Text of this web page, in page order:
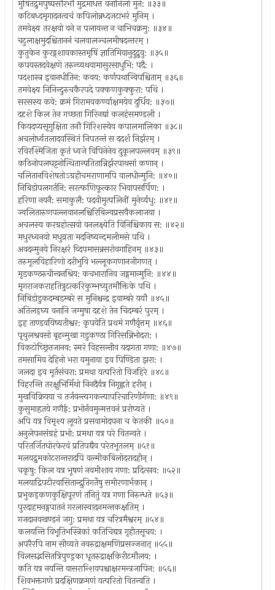
मुषितद्रुमपुष्पसौरभौ मुद्रमाधत्त वनानिलो मुने: ॥३३॥
कटिबध्दमृगादनत्वचं कपिलोन्नध्दजटाभरं मुनिम् ।
तमवेक्ष्य तरक्षवो वने न पलायन्त न चाभिचक्रमु: ॥३४॥
चटुलाक्षमुदश्चिताननं चलवालज्चलमीषदन्तरम् ।
कुतुकेन कुरड्गशावकास्तमृषिं ज्ञातिमिवानुदुद्रुवु: ॥३५॥
कपयस्तदवेक्षणे तरुन्व्यथयामासुरसाधुभि: पदै: ।
पदशास्त्र इवानधीतिन: कवय: कर्णपथान्विपश्चिताम् ॥३६॥
तमवेक्ष्य निनिन्दुरुचकैरपदे पक्कणकुक्कुरा: पथि ।
सरसस्य कवे: क्रमं गिरामवकर्ण्याक्षमयेव दुर्धिय: ॥३७॥
ददृशे किल तेन गच्छता गिरिनद्यां कलहंसमण्डली ।
कियदप्यसृगुक्षिता तनौ गिरिशस्येव कपालमालिका ॥३८॥
अचलोर्ध्वतलादवस्थितं निपतन्तं स ददर्श निर्झरम् ।
रविरश्मिजिता कृतं ध्वजे विपिनेनेव दुकूलपल्लवम् ॥३९॥
कठिनोपलघट्टनोत्थितान्पतितान्निर्झरपाथसां कणान् ।
चलितानविशेषतोऽग्रहीचमराणामपि वालधीन्मुनि: ॥४०॥
निबिडोपलगर्तनि: सरत्फणिफूत्कार भियापसर्पिण: ।
हरिणा नयनै: समाकुलै: पदवीमुत्पलिनीं मुनेर्व्यधु: ॥४१॥
ज्वलितारुणपल्लवानलश्चिरिबिल्वप्रसवैकलाजया ।
अचलस्य करग्रहोत्सवो वनलक्ष्येति विनिश्चिकाय स: ॥४२॥
मधुरध्वनयो मधुव्रता मदनिष्यन्दमलीमसे पथि ।
अवदन्मुनये निरक्षरं व्दिपमासन्नसरोवगाहिनम् ॥४३॥
तरुमूलविहारिणो दरीभुवि भल्लूकगणानजीगणत् ।
मृडकण्ठरुचीन्वनश्रिय: कचभारानिव जड्गमान्मुनि: ॥४४॥
मृगराजकराहतित्रुटत्करिकुम्भच्युतमौक्तिके पथि ।
निबिडोडुकदम्बडम्बरे स मुनिश्चन्द्र इवाम्बरे ययौ ॥४५॥
अतिलड्घ्य वनानि जग्मुषा ददृशे तेन चिदम्बरं पुरम् ।
इह ताण्डवयिष्यतीश्वर: कृपयेति प्रथमं गणैर्वृत्तम् ॥४६॥
पृथुलश्रवसो बृहन्मुखा गडुकण्ठा गिरिसन्निभोदरा: ।
विकटोच्छ्रितजानव: स्मरं विहसन्तीव यदागता गणा: ॥४७॥
तमसामिव देहिनो भरा यमुनाया इव पिण्डिता झरा: ।
जलदा इव मूर्तसंचरा: प्रमथा यत्परितो विजहिरे ॥४८॥
विहरन्ति तरक्षुभिर्मिथो निनदैर्यत्र निगृह्णते हरीन् ।
मुखविक्रियया च तर्जयन्त्यगकन्यापरिचारिणीर्गणा: ॥४९॥
कुसुमाहृतये गणैई: प्रभोर्नवमुन्मत्तवनं प्ररोप्यते ।
अपि यत्र विमृश्य लूयते प्रसवामोदघना च केतकी ॥५०॥
अनुलेपनसंग्रहं प्रभो: प्रमथा यत्र परे वितन्वते ।
परितर्जितघोरफेरवं प्रतिपद्यैव परेतभूतलम् ॥५१॥
मलयद्रुमकोटरान्तरादपि वल्मीकबिलोदरादहीन् ।
चकृषु: किल यत्र भूषणं नवमीशाय गणा: प्रदित्सव: ॥५२॥
मलयाद्रिपटीरवासितान्द्रुतिगर्तेषु समीरणार्भकान् ।
प्रभुकड्कणकुक्षिपूरणं तनितुं यत्र गणा निरुन्धते ॥५३॥
पुरदाहमनड्गपातनं गरलास्वादनमन्तकक्षतिम् ।
गजदानवखण्डनं जगु: प्रमथा यत्र चरित्रमैश्वरम् ॥५४॥
कलयन्ति विभूतिभस्त्रिकां कतिचिद्यत्र गृहीतसूचय: ।
अपरैरपि नाम सीव्यते नवरुद्राक्षमणिप्रसज्जनात् ॥५५॥
विलसद्भसितत्रिपुण्ड्रका धृतरुद्राक्षकिरीटमौलय: ।
कति यत्र नयन्ति वासरान्शिवपश्चाक्षरमन्त्रजापिन: ॥५६॥
शिवभक्तगणे प्रदक्षिणक्रमणं यत्परितो वितन्वति ।